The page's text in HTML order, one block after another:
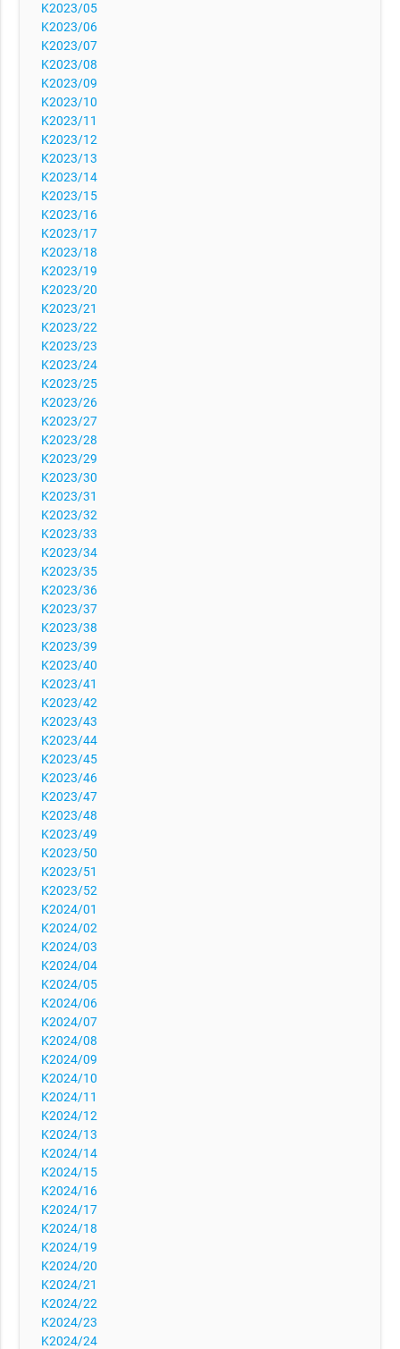
K2023/05
K2023/06
K2023/07
K2023/08
K2023/09
K2023/10
K2023/11
K2023/12
K2023/13
K2023/14
K2023/15
K2023/16
K2023/17
K2023/18
K2023/19
K2023/20
K2023/21
K2023/22
K2023/23
K2023/24
K2023/25
K2023/26
K2023/27
K2023/28
K2023/29
K2023/30
K2023/31
K2023/32
K2023/33
K2023/34
K2023/35
K2023/36
K2023/37
K2023/38
K2023/39
K2023/40
K2023/41
K2023/42
K2023/43
K2023/44
K2023/45
K2023/46
K2023/47
K2023/48
K2023/49
K2023/50
K2023/51
K2023/52
K2024/01
K2024/02
K2024/03
K2024/04
K2024/05
K2024/06
K2024/07
K2024/08
K2024/09
K2024/10
K2024/11
K2024/12
K2024/13
K2024/14
K2024/15
K2024/16
K2024/17
K2024/18
K2024/19
K2024/20
K2024/21
K2024/22
K2024/23
K2024/24